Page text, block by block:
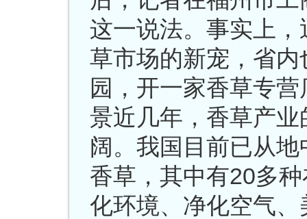
这一说法。事实上
草市场的新宠，省
园，开一家香草专
景近几年，香草产
阔。我国目前已从
香草，其中有20多
化环境、净化空气